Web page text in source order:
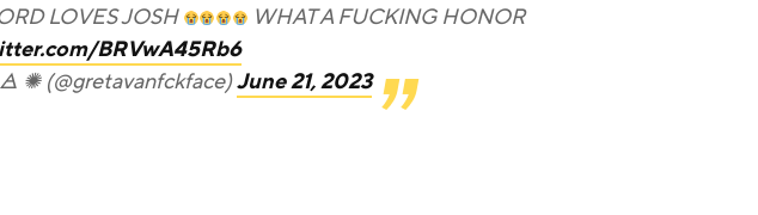
LOVES JOSH
WHAT A FUCKING HONOR
BRVwA45Rb6
✺ (@gretavanfckface)June 21, 2023